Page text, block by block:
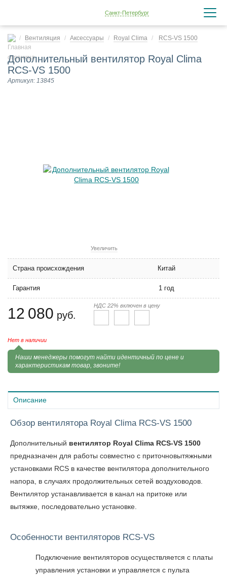
Санкт-Петербург
Вентиляция Аксессуары Royal Clima RCS-VS 1500
Дополнительный вентилятор Royal Clima
RCS-VS 1500
Артикул: 13845
Увеличить
Страна происхождения Китай
Гарантия 1 год
12 080 руб.
НДС 22% включен в цену
Нет в наличии
Наши менеджеры помогут найти идентичный по цене и
характеристикам товар, звоните!
Описание
Обзор вентилятора Royal Clima RCS-VS 1500
Дополнительный вентилятор Royal Clima RCS-VS 1500
предназначен для работы совместно с приточновытяжными
установками RCS в качестве вентилятора дополнительного
напора, в случаях продолжительных сетей воздуховодов.
Вентилятор устанавливается в канал на притоке или
вытяжке, последовательно установке.
Особенности вентиляторов RCS-VS
Подключение вентиляторов осуществляется с платы
управления установки и управляется с пульта